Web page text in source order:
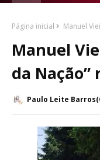
Página inicial Manuel
Manuel
da Nação”
Paulo Leite